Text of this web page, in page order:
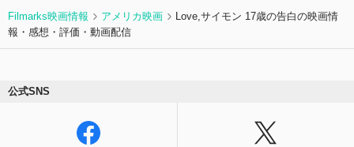
Filmarks映画情報 アメリカ映画
Love,サイモン 17歳の告白の映画情
報・感想・評価・動画配信
公式SNS